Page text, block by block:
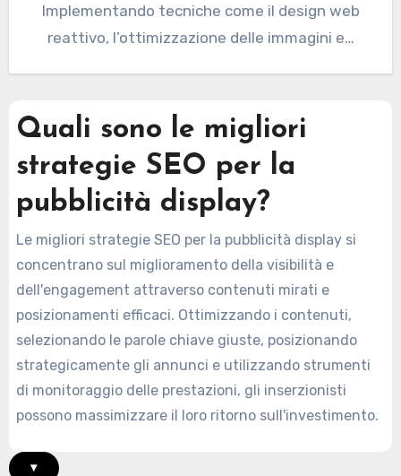
Implementando tecniche come il design web
reattivo, l’ottimizzazione delle immagini e…
Quali sono le migliori
strategie SEO per la
pubblicità display?
Le migliori strategie SEO per la pubblicità display si
concentrano sul miglioramento della visibilità e
dell'engagement attraverso contenuti mirati e
posizionamenti efficaci. Ottimizzando i contenuti,
selezionando le parole chiave giuste, posizionando
strategicamente gli annunci e utilizzando strumenti
di monitoraggio delle prestazioni, gli inserzionisti
possono massimizzare il loro ritorno sull'investimento.
▾